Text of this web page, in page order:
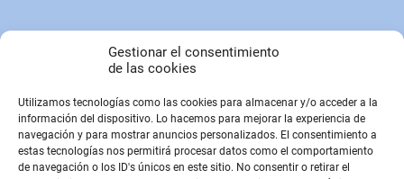
Gestionar el consentimiento
de las cookies
Utilizamos tecnologías como las cookies para almacenar y/o acceder a la
información del dispositivo. Lo hacemos para mejorar la experiencia de
navegación y para mostrar anuncios personalizados. El consentimiento a
estas tecnologías nos permitirá procesar datos como el comportamiento
de navegación o los ID's únicos en este sitio. No consentir o retirar el
Copyright © Parkalia.es
PÁGINAS EMPRESA
Contacto
Sobre Nosotros
Sitemap